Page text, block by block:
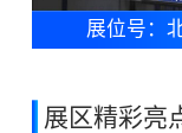
展位号：
展区精彩亮